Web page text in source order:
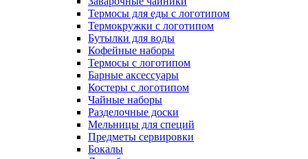
Термосы для еды с логотипом
Термокружки с логотипом
Бутылки для воды
Кофейные наборы
Термосы с логотипом
Барные аксессуары
Костеры с логотипом
Чайные наборы
Разделочные доски
Мельницы для специй
Предметы сервировки
Бокалы